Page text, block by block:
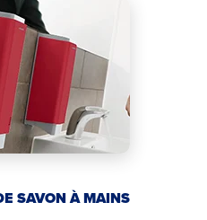
SAVON À MAINS